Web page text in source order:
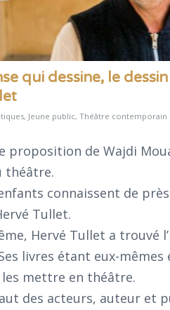
qui dessine, le
, Jeune public, Théâtre contemporain
proposition de Wajdi
théâtre.
connaissent de
Tullet.
Hervé Tullet a trouvé
livres étant eux-mêmes
mettre en théâtre.
des acteurs, auteur et